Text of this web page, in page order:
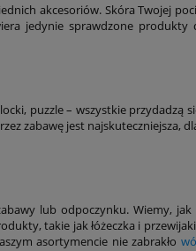
akcesoriów. Skóra Twojej
jedynie sprawdzone
puzzle – wszystkie przydadzą
zabawę jest
lub odpoczynku. Wiemy,
takie jak łóżeczka i
asortymencie nie zabrakło